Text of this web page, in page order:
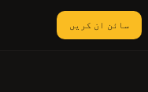
سائن ان کریں